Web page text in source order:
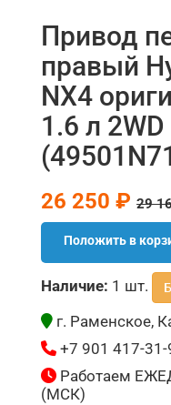
Привод
правый
NX4
1.6 л
26 250 ₽ 29
Положить в
Наличие: 1 шт.
г. Раменское,
+7 901 417-31-
Работаем
(МСК)